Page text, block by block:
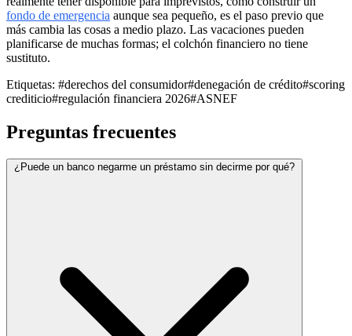
fondo de emergencia aunque sea pequeño, es el paso previo que
más cambia las cosas a medio plazo. Las vacaciones pueden
planificarse de muchas formas; el colchón financiero no tiene
sustituto.
Etiquetas: #derechos del consumidor#denegación de crédito#scoring
crediticio#regulación financiera 2026#ASNEF
Preguntas frecuentes
¿Puede un banco negarme un préstamo sin decirme por qué?